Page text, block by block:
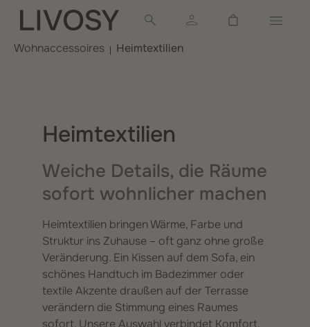
springen
Warenkorb
Wohnaccessoires
Heimtextilien
Heimtextilien
Weiche Details, die Räume
sofort wohnlicher machen
Heimtextilien bringen Wärme, Farbe und
Struktur ins Zuhause – oft ganz ohne große
Veränderung. Ein Kissen auf dem Sofa, ein
schönes Handtuch im Badezimmer oder
textile Akzente draußen auf der Terrasse
verändern die Stimmung eines Raumes
sofort. Unsere Auswahl verbindet Komfort,